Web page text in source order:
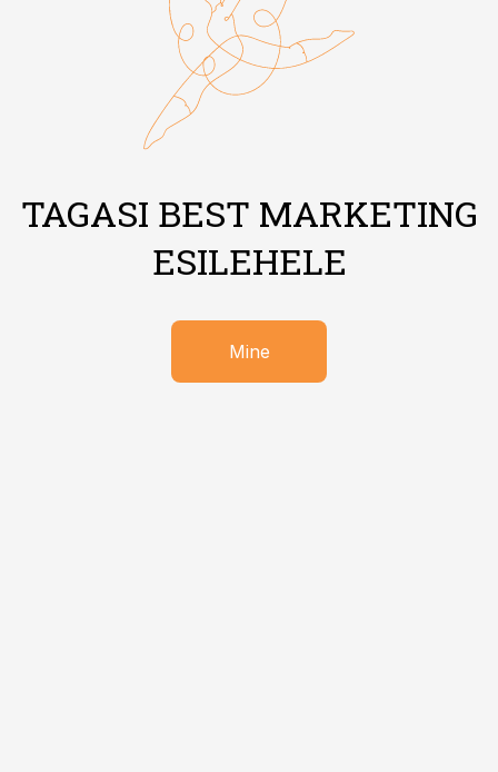
TAGASI BEST MARKETING
ESILEHELE
Mine